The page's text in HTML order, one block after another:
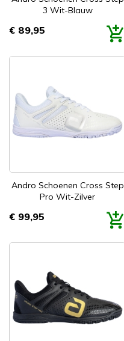
3 Wit-Blauw
Prijs
€ 89,95
Andro Schoenen Cross Step
Pro Wit-Zilver
Prijs
€ 99,95